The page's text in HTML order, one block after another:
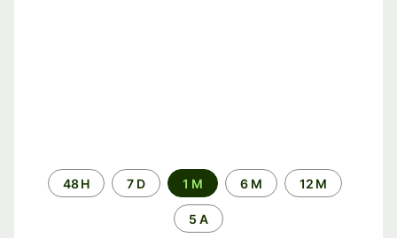
Periodo48 H 7 D 1 M 6 M 12 M
5 A